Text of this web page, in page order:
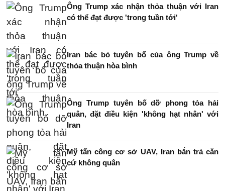
Ông Trump xác nhận thỏa thuận với Iran
có thể đạt được 'trong tuần tới'
Iran bác bỏ tuyên bố của ông Trump về
thỏa thuận hòa bình
Ông Trump tuyên bố dỡ phong tỏa hải
quân, đặt điều kiện 'không hạt nhân' với
Iran
Mỹ tấn công cơ sở UAV, Iran bắn trả căn
cứ không quân